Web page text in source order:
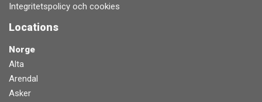
Integritetspolicy och cookies
Locations
Norge
Alta
Arendal
Asker